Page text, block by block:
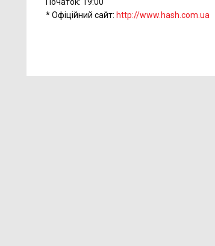
* Офіційний сайт: http://www.hash.com.ua